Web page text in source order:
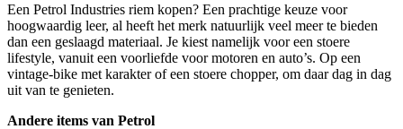
Een Petrol Industries riem kopen? Een prachtige keuze voor
hoogwaardig leer, al heeft het merk natuurlijk veel meer te bieden
dan een geslaagd materiaal. Je kiest namelijk voor een stoere
lifestyle, vanuit een voorliefde voor motoren en auto’s. Op een
vintage-bike met karakter of een stoere chopper, om daar dag in dag
uit van te genieten.
Andere items van Petrol